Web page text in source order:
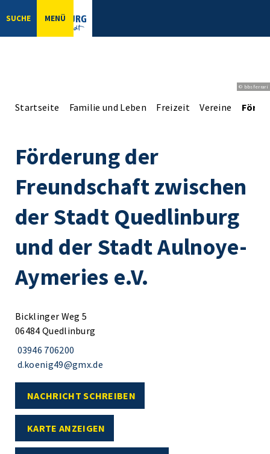
SUCHE MENÜ
© bbsferrari
Startseite Familie und Leben Freizeit Vereine
Förderung der
Freundschaft zwischen
der Stadt Quedlinburg
und der Stadt Aulnoye-
Aymeries e.V.
Bicklinger Weg 5
06484 Quedlinburg
03946 706200
d.koenig49@gmx.de
NACHRICHT SCHREIBEN
KARTE ANZEIGEN